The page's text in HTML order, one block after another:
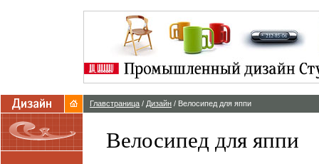
Главстраница / Дизайн / Велосипед для яппи
Велосипед для яппи